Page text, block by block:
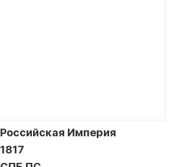
Российская Империя
1817